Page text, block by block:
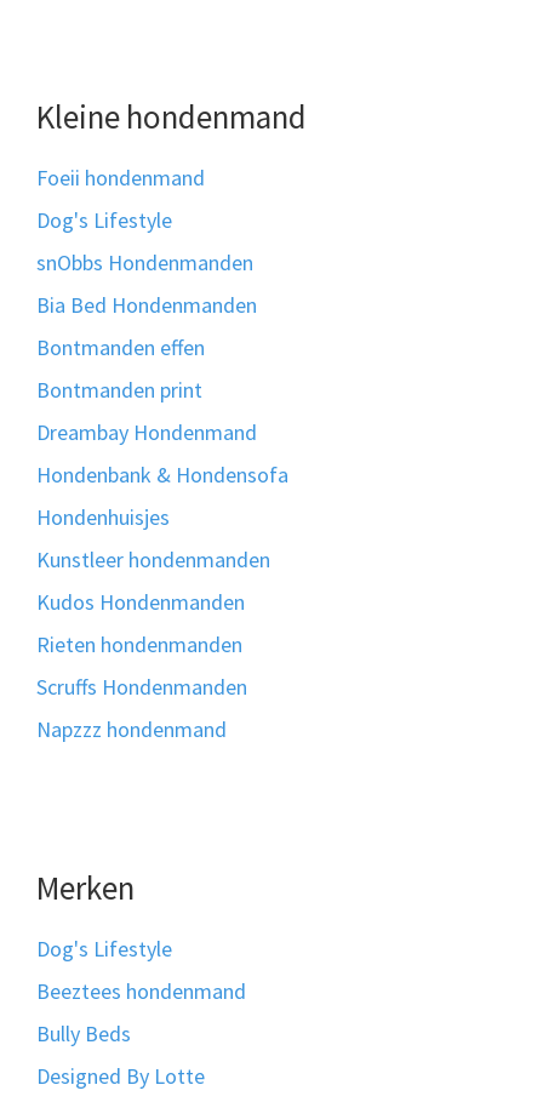
Kleine hondenmand
Foeii hondenmand
Dog's Lifestyle
snObbs Hondenmanden
Bia Bed Hondenmanden
Bontmanden effen
Bontmanden print
Dreambay Hondenmand
Hondenbank & Hondensofa
Hondenhuisjes
Kunstleer hondenmanden
Kudos Hondenmanden
Rieten hondenmanden
Scruffs Hondenmanden
Napzzz hondenmand
Merken
Dog's Lifestyle
Beeztees hondenmand
Bully Beds
Designed By Lotte